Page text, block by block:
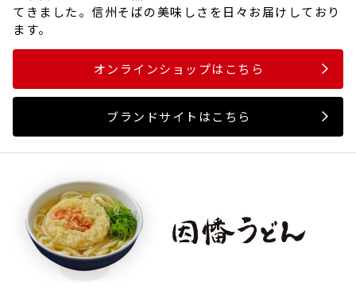
てきました。信州そばの美味しさを日々お届けしており
ます。
オンラインショップはこちら
ブランドサイトはこちら